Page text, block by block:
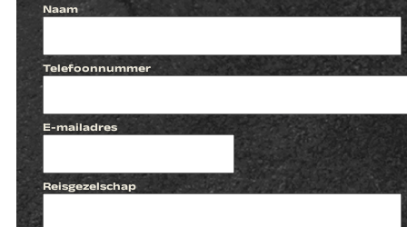
Naam
Telefoonnummer
E-mailadres
Reisgezelschap